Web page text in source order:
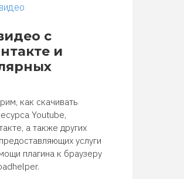
видео
с
и
как скачивать
Youtube,
а также других
услуги
плагина к браузеру